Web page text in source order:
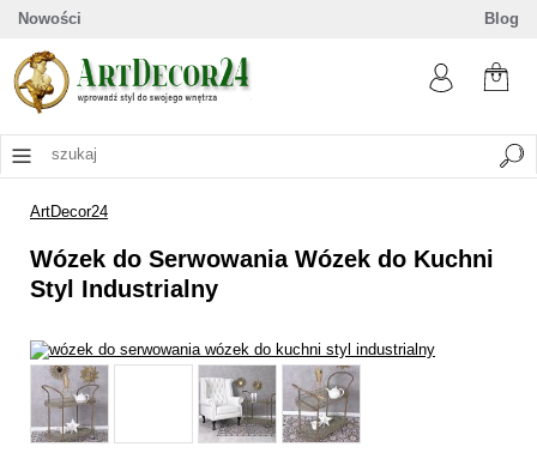
Nowości Blog
ArtDecor24
Wózek do Serwowania Wózek do Kuchni
Styl Industrialny